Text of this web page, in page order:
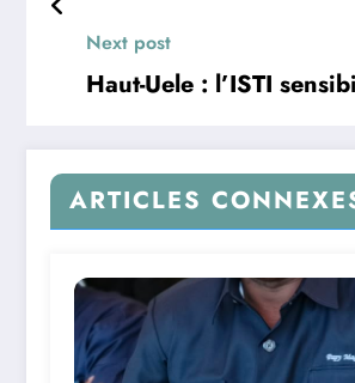
Next post
Haut-Uele : l’ISTI
ARTICLES